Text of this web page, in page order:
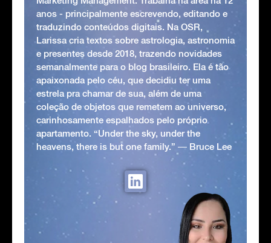
anos - principalmente escrevendo, editando e
traduzindo conteúdos digitais. Na OSR,
Larissa cria textos sobre astrologia, astronomia
e presentes desde 2018, trazendo novidades
semanalmente para o blog brasileiro. Ela é tão
apaixonada pelo céu, que decidiu ter uma
estrela pra chamar de sua, além de uma
coleção de objetos que remetem ao universo,
carinhosamente espalhados pelo próprio
apartamento. “Under the sky, under the
heavens, there is but one family.” ― Bruce Lee